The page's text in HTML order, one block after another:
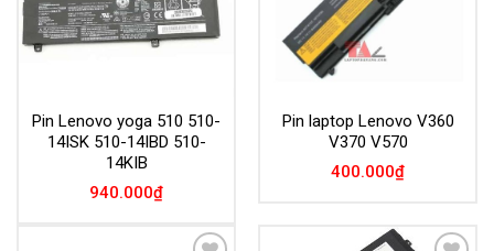
Pin Lenovo yoga 510 510-
14ISK 510-14IBD 510-
14KIB
940.000₫
Pin laptop Lenovo V360
V370 V570
400.000₫